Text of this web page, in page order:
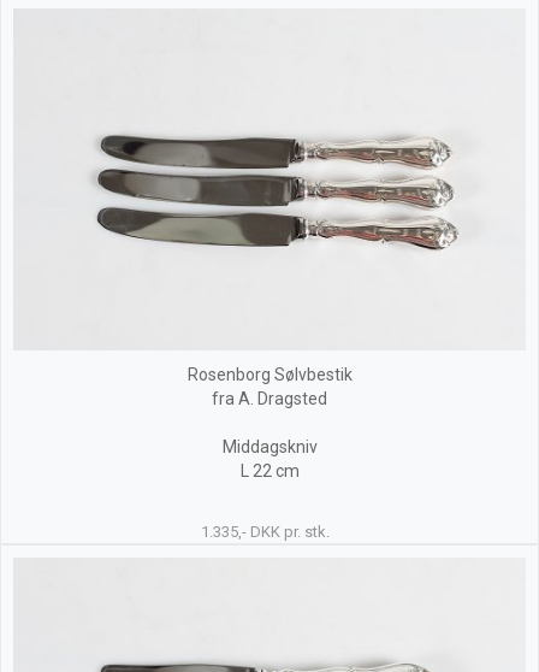
Rosenborg Sølvbestik
fra A. Dragsted
Middagskniv
L 22 cm
1.335,- DKK pr. stk.